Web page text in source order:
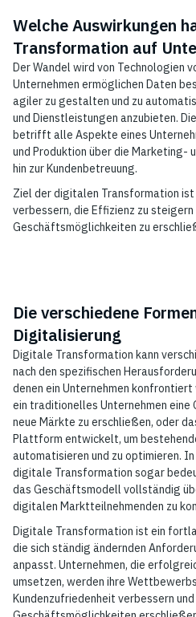
Welche Auswirkungen
Transformation auf
Der Wandel wird von Technologien
Unternehmen ermöglichen Daten
agiler zu gestalten und zu
und Dienstleistungen anzubieten.
betrifft alle Aspekte eines
und Produktion über die Marketing-
hin zur Kundenbetreuung.
Ziel der digitalen Transformation ist
verbessern, die Effizienz zu steigern
Geschäftsmöglichkeiten zu
Die verschiedene
Digitalisierung
Digitale Transformation kann
nach den spezifischen
denen ein Unternehmen konfrontiert
ein traditionelles Unternehmen eine
neue Märkte zu erschließen, oder
Plattform entwickelt, um
automatisieren und zu optimieren.
digitale Transformation sogar
das Geschäftsmodell vollständig
digitalen Marktteilnehmenden zu
Digitale Transformation ist ein
die sich ständig ändernden
anpasst. Unternehmen, die
umsetzen, werden ihre
Kundenzufriedenheit verbessern und